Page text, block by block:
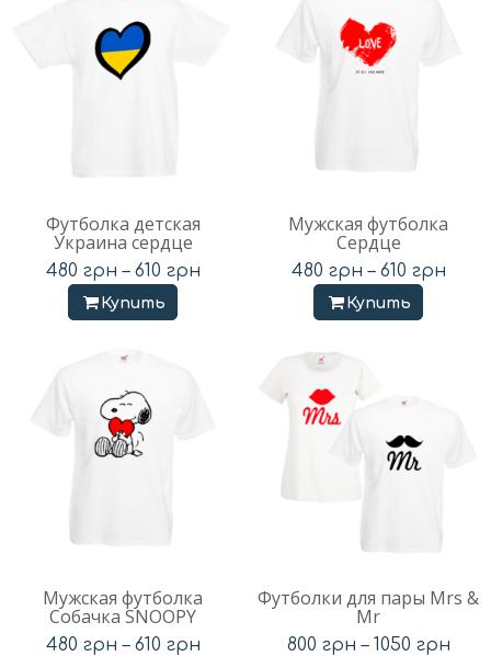
Футболка детская
Украина сердце
480 грн – 610 грн
Купить
Мужская футболка
Сердце
480 грн – 610 грн
Купить
Мужская футболка
Собачка SNOOPY
480 грн – 610 грн
Футболки для пары Mrs &
Mr
800 грн – 1050 грн